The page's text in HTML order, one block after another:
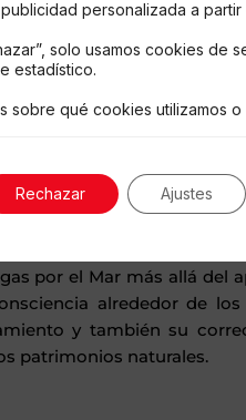
por el Mar más allá del
alrededor de
y también su
patrimonios naturales.
personalizada a
solo usamos cookies de
estadístico.
sobre qué cookies utilizamos
Rechazar Ajustes